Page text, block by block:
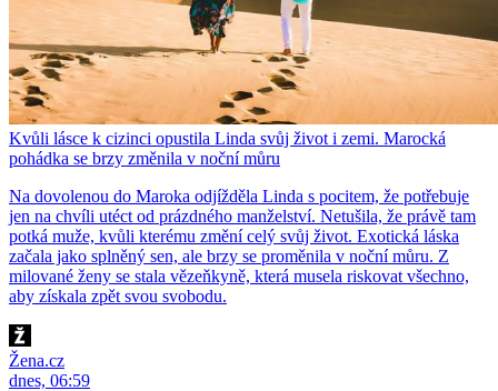
Kvůli lásce k cizinci opustila Linda svůj život i zemi. Marocká
pohádka se brzy změnila v noční můru
Na dovolenou do Maroka odjížděla Linda s pocitem, že potřebuje
jen na chvíli utéct od prázdného manželství. Netušila, že právě tam
potká muže, kvůli kterému změní celý svůj život. Exotická láska
začala jako splněný sen, ale brzy se proměnila v noční můru. Z
milované ženy se stala vězeňkyně, která musela riskovat všechno,
aby získala zpět svou svobodu.
Žena.cz
dnes, 06:59